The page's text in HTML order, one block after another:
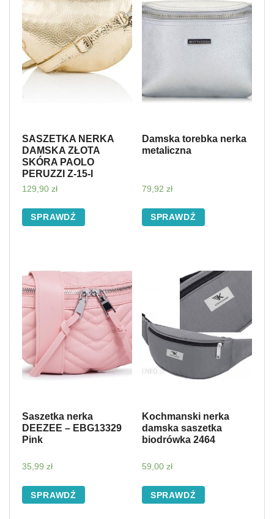
SASZETKA NERKA
DAMSKA ZŁOTA
SKÓRA PAOLO
PERUZZI Z-15-I
129,90 zł
SPRAWDŹ
Damska torebka nerka
metaliczna
79,92 zł
SPRAWDŹ
Saszetka nerka
DEEZEE – EBG13329
Pink
35,99 zł
SPRAWDŹ
Kochmanski nerka
damska saszetka
biodrówka 2464
59,00 zł
SPRAWDŹ